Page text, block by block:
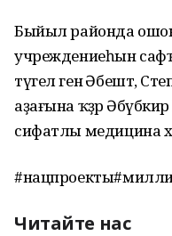
Быйыл районда
учреждениеһын
түгел генә Әбештә,
аҙағына ҡәҙәр
сифатлы медицина
Читайте нас